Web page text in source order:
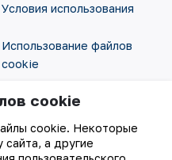
Условия использования
Использование файлов
cookie
Открытые данные
RSS - лента
cookie
cookie. Некоторые
сайта, а другие